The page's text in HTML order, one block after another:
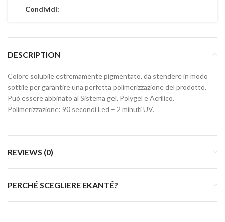
Condividi:
DESCRIPTION
Colore solubile estremamente pigmentato, da stendere in modo
sottile per garantire una perfetta polimerizzazione del prodotto.
Può essere abbinato al Sistema gel, Polygel e Acrilico.
Polimerizzazione: 90 secondi Led – 2 minuti UV.
REVIEWS (0)
PERCHÉ SCEGLIERE EKANTÉ?